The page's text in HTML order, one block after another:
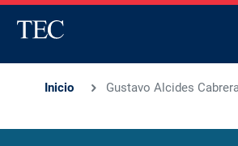
Inicio Gustavo Alcides